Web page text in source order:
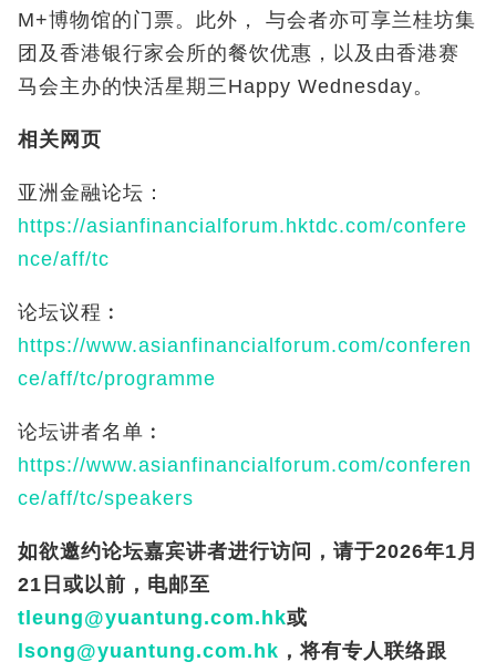
M+博物馆的门票。此外， 与会者亦可享兰桂坊集
团及香港银行家会所的餐饮优惠，以及由香港赛
马会主办的快活星期三Happy Wednesday。
相关网页
亚洲金融论坛：
https://asianfinancialforum.hktdc.com/confere
nce/aff/tc
论坛议程︰
https://www.asianfinancialforum.com/conferen
ce/aff/tc/programme
论坛讲者名单︰
https://www.asianfinancialforum.com/conferen
ce/aff/tc/speakers
如欲邀约论坛嘉宾讲者进行访问，请于2026年1月
21 日或以前，电邮至
tleung@yuantung.com.hk或
lsong@yuantung.com.hk ，将有专人联络跟